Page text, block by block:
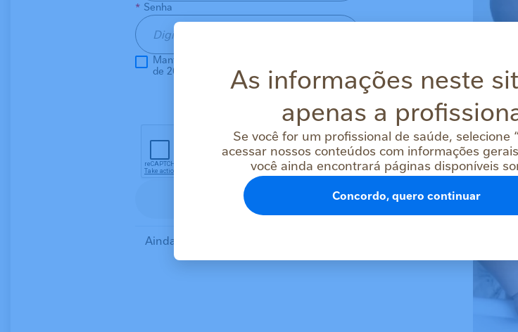
Senha
Mantenha-me conectado por 14 dias em vez
de 20 minutos.
Esqueci minha senha
Fazer login
Ainda não tem uma conta?
As informações neste
apenas a
Se você for um profissional de saúde,
acessar nossos conteúdos com informações
você ainda encontrará páginas disponíveis
Concordo, quero continuar